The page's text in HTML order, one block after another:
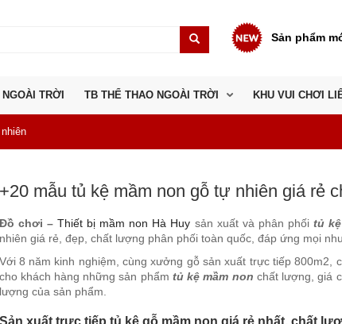
Sản phẩm
TRỜI TB THỂ THAO NGOÀI TRỜI KHU VUI CHƠI
+20 mẫu tủ kệ mầm non gỗ tự nhiên giá rẻ
Đồ chơi – Thiết bị mầm non Hà Huy sản xuất và phân phốitủ
nhiên giá rẻ, đẹp, chất lượng phân phối toàn quốc, đáp ứng mọi
Với 8 năm kinh nghiệm, cùng xưởng gỗ sản xuất trực tiếp 800m2,
cho khách hàng những sản phẩm tủ kệ mầm non chất lượng, giá
lượng của sản phẩm.
Sản xuất trực tiếp tủ kệ gỗ mầm non giá rẻ nhất, chất